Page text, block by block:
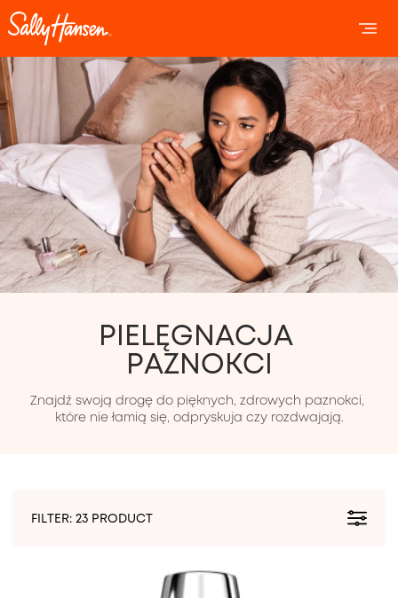
OPEN
PIELĘGNACJA
PAZNOKCI
Znajdź swoją drogę do pięknych, zdrowych paznokci,
które nie łamią się, odpryskuja czy rozdwajają.
FILTER: 23 PRODUCT